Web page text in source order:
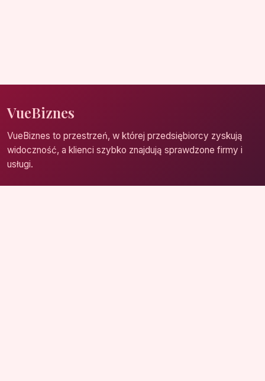
VueBiznes
VueBiznes to przestrzeń, w której przedsiębiorcy zyskują
widoczność, a klienci szybko znajdują sprawdzone firmy i
usługi.